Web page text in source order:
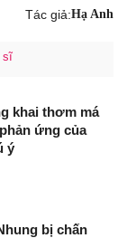
Tác giả:Hạ Anh
sĩ
khai thơm má
ứng của
ý
bị chấn